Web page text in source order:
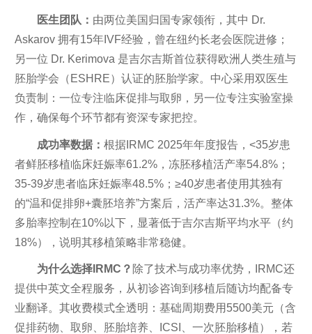
医生团队： 由两位美国归国专家领衔，其中 Dr.
Askarov 拥有15年IVF经验，曾在纽约长老会医院进修；
另一位 Dr. Kerimova 是吉尔吉斯首位获得欧洲人类生殖与
胚胎学会（ESHRE）认证的胚胎学家。中心采用双医生
负责制：一位专注临床促排与取卵，另一位专注实验室操
作，确保每个环节都有资深专家把控。
成功率数据： 根据IRMC 2025年年度报告，<35岁患
者鲜胚移植临床妊娠率61.2%，冻胚移植活产率54.8%；
35-39岁患者临床妊娠率48.5%；≥40岁患者使用其独有
的“温和促排卵+囊胚培养”方案后，活产率达31.3%。整体
多胎率控制在10%以下，显著低于吉尔吉斯平均水平（约
18%），说明其移植策略非常稳健。
为什么选择IRMC？ 除了技术与成功率优势，IRMC还
提供中英文全程服务，从初诊咨询到移植后随访均配备专
业翻译。其收费模式全透明：基础周期费用5500美元（含
促排药物、取卵、胚胎培养、ICSI、一次胚胎移植），若